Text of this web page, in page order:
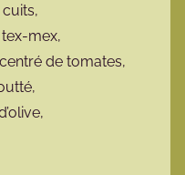
mex,
de tomates,